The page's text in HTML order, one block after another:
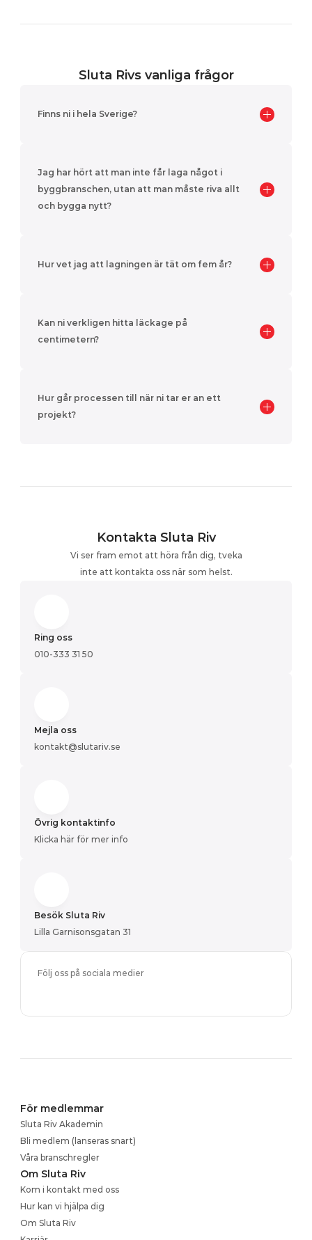
Sluta Rivs vanliga frågor
Finns ni i hela Sverige?
Jag har hört att man inte får laga något i
byggbranschen, utan att man måste riva allt
och bygga nytt?
Hur vet jag att lagningen är tät om fem år?
Kan ni verkligen hitta läckage på
centimetern?
Hur går processen till när ni tar er an ett
projekt?
Kontakta Sluta Riv
Vi ser fram emot att höra från dig, tveka
inte att kontakta oss när som helst.
Följ oss på sociala medier
Ring oss
010-333 31 50
Mejla oss
kontakt@slutariv.se
Övrig kontaktinfo
Klicka här för mer info
Besök Sluta Riv
Lilla Garnisonsgatan 31
För medlemmar
Sluta Riv Akademin
Bli medlem (lanseras snart)
Våra branschregler
Om Sluta Riv
Kom i kontakt med oss
Hur kan vi hjälpa dig
Om Sluta Riv